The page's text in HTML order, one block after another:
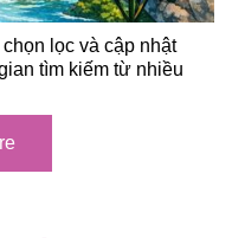
lọc và cập nhật
tìm kiếm từ nhiều